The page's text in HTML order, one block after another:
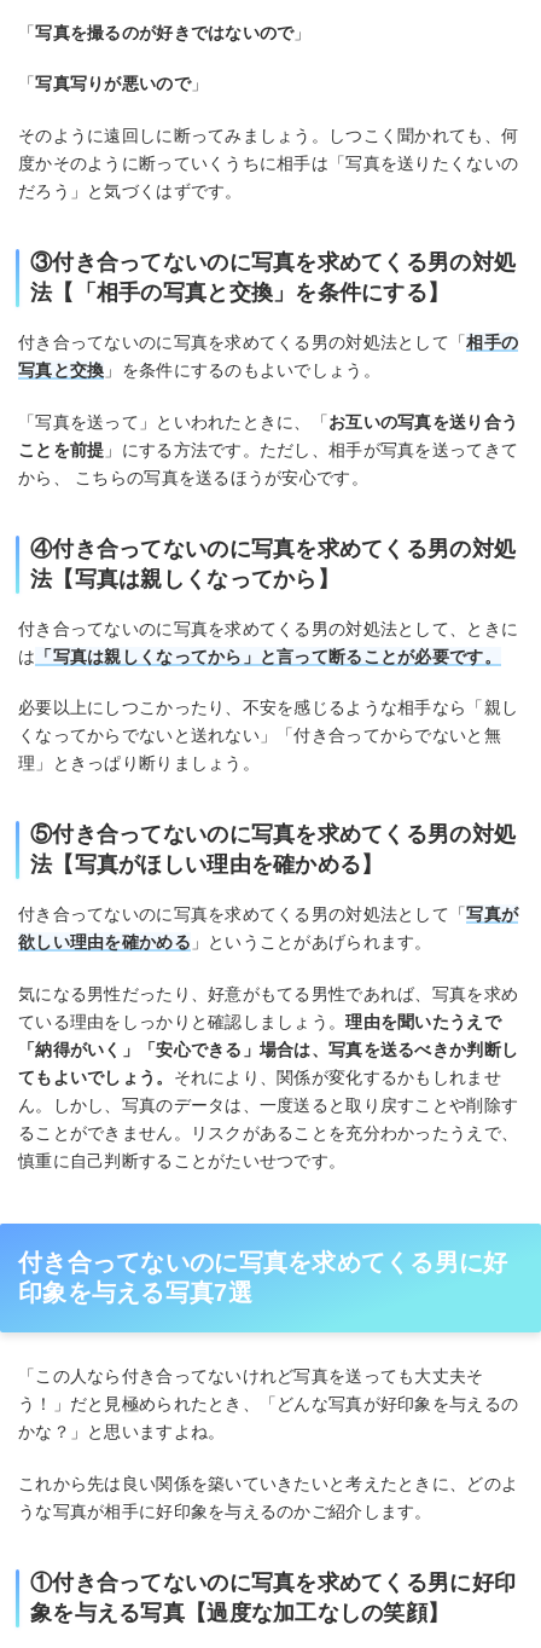
「写真を撮るのが好きではないので」
「写真写りが悪いので」
そのように遠回しに断ってみましょう。しつこく聞かれても、何
度かそのように断っていくうちに相手は「写真を送りたくないの
だろう」と気づくはずです。
③付き合ってないのに写真を求めてくる男の対処
法【「相手の写真と交換」を条件にする】
付き合ってないのに写真を求めてくる男の対処法として「相手の
写真と交換 」を条件にするのもよいでしょう。
「写真を送って」といわれたときに、「お互いの写真を送り合う
ことを前提 」にする方法です。ただし、相手が写真を送ってきて
から、 こちらの写真を送るほうが安心です。
④付き合ってないのに写真を求めてくる男の対処
法【写真は親しくなってから】
付き合ってないのに写真を求めてくる男の対処法として、ときに
は 「写真は親しくなってから」と言って断ることが必要です。
必要以上にしつこかったり、不安を感じるような相手なら「親し
くなってからでないと送れない」「付き合ってからでないと無
理」ときっぱり断りましょう。
⑤付き合ってないのに写真を求めてくる男の対処
法【写真がほしい理由を確かめる】
付き合ってないのに写真を求めてくる男の対処法として「写真が
欲しい理由を確かめる 」ということがあげられます。
気になる男性だったり、好意がもてる男性であれば、写真を求め
ている理由をしっかりと確認しましょう。理由を聞いたうえで
「納得がいく」「安心できる」場合は、写真を送るべきか判断し
てもよいでしょう。 それにより、関係が変化するかもしれませ
ん。しかし、写真のデータは、一度送ると取り戻すことや削除す
ることができません。リスクがあることを充分わかったうえで、
慎重に自己判断することがたいせつです。
付き合ってないのに写真を求めてくる男に好
印象を与える写真7選
「この人なら付き合ってないけれど写真を送っても大丈夫そ
う！」だと見極められたとき、「どんな写真が好印象を与えるの
かな？」と思いますよね。
これから先は良い関係を築いていきたいと考えたときに、どのよ
うな写真が相手に好印象を与えるのかご紹介します。
①付き合ってないのに写真を求めてくる男に好印
象を与える写真【過度な加工なしの笑顔】